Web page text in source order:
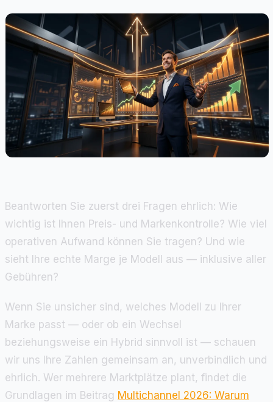
Beantworten Sie zuerst drei Fragen ehrlich: Wie
wichtig ist Ihnen Preis- und Markenkontrolle? Wie viel
operativen Aufwand können Sie tragen? Und wie
sieht Ihre echte Marge je Modell aus — inklusive aller
Gebühren?
Wenn Sie unsicher sind, welches Modell zu Ihrer
Marke passt — oder ob ein Wechsel
beziehungsweise ein Hybrid sinnvoll ist — schauen
wir uns Ihre Zahlen gemeinsam an, unverbindlich und
ehrlich. Wer mehrere Marktplätze plant, findet die
Grundlagen im Beitrag Multichannel 2026: Warum